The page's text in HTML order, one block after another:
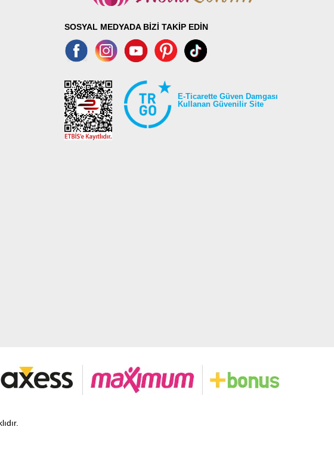
SOSYAL MEDYADA BİZİ TAKİP EDİN
E-Ticarette Güven Damgası
Kullanan Güvenilir Site